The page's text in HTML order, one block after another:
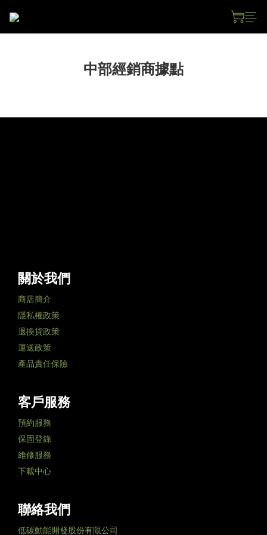
中部經銷商據點
關於我們
商店簡介
隱私權政策
退換貨政策
運送政策
產品責任保險
客戶服務
預約服務
保固登錄
維修服務
下載中心
聯絡我們
低碳動能開發股份有限公司